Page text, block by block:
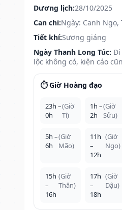
Dương lịch:28/10/2025
Can chi:Ngày: Canh
Tiết khí:Sương giáng
Ngày Thanh Long Túc: Đi
lộc không có, kiện cáo
⏱️ Giờ Hoàng đạo
23h –
0h
(Giờ
Tí)
1h –
2h
(Giờ
Sửu)
5h –
6h
(Giờ
Mão)
11h
–
12h
(Giờ
Ngọ)
15h
–
16h
(Giờ
Thân)
17h
–
18h
(Giờ
Dậu)